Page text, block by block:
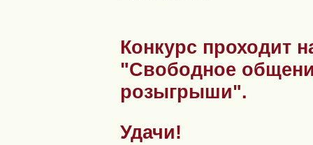
Конкурс проходит
"Свободное
розыгрыши".
Удачи!